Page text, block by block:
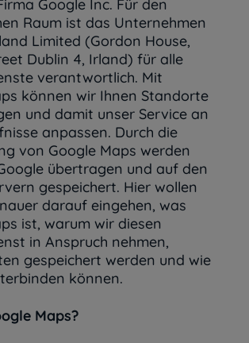
Google Inc. Für den
Raum ist das Unternehmen
Limited (Gordon House,
Dublin 4, Irland) für alle
verantwortlich. Mit
können wir Ihnen Standorte
und damit unser Service an
anpassen. Durch die
von Google Maps werden
übertragen und auf den
gespeichert. Hier wollen
darauf eingehen, was
ist, warum wir diesen
in Anspruch nehmen,
gespeichert werden und wie
können.
Maps?